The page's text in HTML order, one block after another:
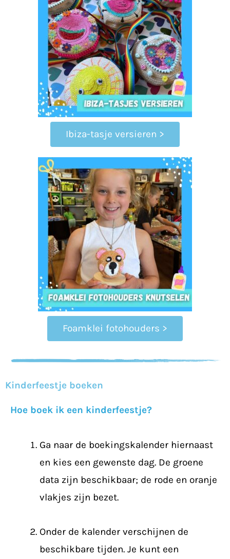
Ibiza-tasje versieren >
Foamklei fotohouders >
Kinderfeestje boeken
Hoe boek ik een kinderfeestje?
Ga naar de boekingskalender hiernaast
en kies een gewenste dag. De groene
data zijn beschikbaar; de rode en oranje
vlakjes zijn bezet.
Onder de kalender verschijnen de
beschikbare tijden. Je kunt een